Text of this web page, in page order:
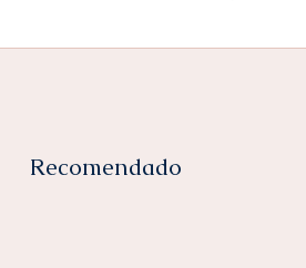
Recomendado